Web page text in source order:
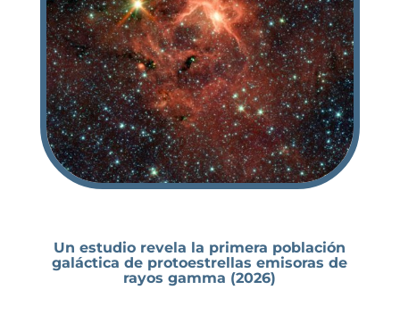
Un estudio revela la primera población
galáctica de protoestrellas emisoras de
rayos gamma (2026)